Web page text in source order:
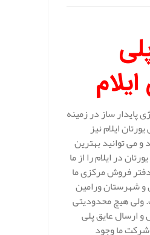
پایدار ساز در زمینه
ایلام نیز
و می توانید بهترین
در ایلام را از ما
فروش مرکزی ما
و شهرستان ورامین
هیچ محدودیتی
ارسال عایق پلی
شرکت ما وجود